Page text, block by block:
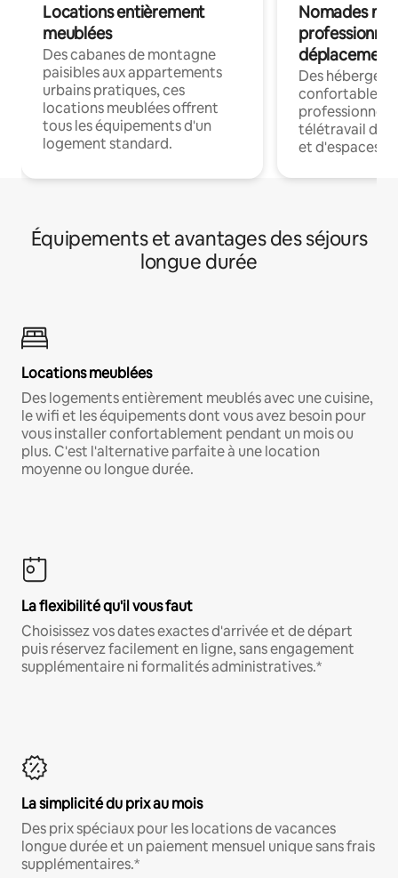
Locations entièrement
meublées
Des cabanes de montagne
paisibles aux appartements
urbains pratiques, ces
locations meublées offrent
tous les équipements d'un
logement standard.
Nomades
déplacement
Des
confortables
professionnels
télétravail
et d'espaces
Équipements et avantages des séjours
longue durée
Locations meublées
Des logements entièrement meublés avec une cuisine,
le wifi et les équipements dont vous avez besoin pour
vous installer confortablement pendant un mois ou
plus. C'est l'alternative parfaite à une location
moyenne ou longue durée.
La flexibilité qu'il vous faut
Choisissez vos dates exactes d'arrivée et de départ
puis réservez facilement en ligne, sans engagement
supplémentaire ni formalités administratives.*
La simplicité du prix au mois
Des prix spéciaux pour les locations de vacances
longue durée et un paiement mensuel unique sans frais
supplémentaires.*